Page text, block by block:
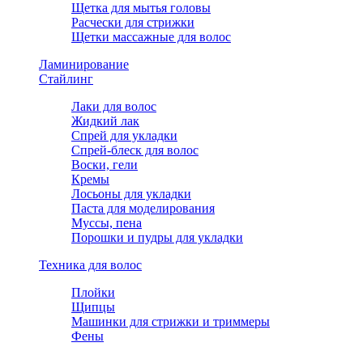
Щетка для мытья головы
Расчески для стрижки
Щетки массажные для волос
Ламинирование
Стайлинг
Лаки для волос
Жидкий лак
Спрей для укладки
Спрей-блеск для волос
Воски, гели
Кремы
Лосьоны для укладки
Паста для моделирования
Муссы, пена
Порошки и пудры для укладки
Техника для волос
Плойки
Щипцы
Машинки для стрижки и триммеры
Фены